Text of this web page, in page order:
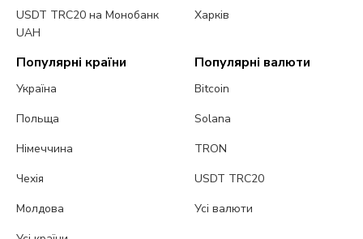
USDT TRC20 на Монобанк
UAH
Харків
Популярні країни
Україна
Польща
Німеччина
Чехія
Молдова
Популярні валюти
Bitcoin
Solana
TRON
USDT TRC20
Усі валюти